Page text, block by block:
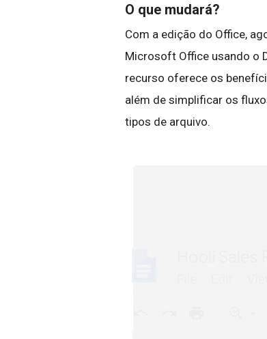
O que mudará?
Com a edição do Office,
Microsoft Office usando o
recurso oferece os
além de simplificar os
tipos de arquivo.